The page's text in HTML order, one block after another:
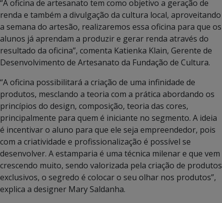
“A oficina de artesanato tem como objetivo a geração de
renda e também a divulgação da cultura local, aproveitando
a semana do artesão, realizaremos essa oficina para que os
alunos já aprendam a produzir e gerar renda através do
resultado da oficina”, comenta Katienka Klain, Gerente de
Desenvolvimento de Artesanato da Fundação de Cultura.
“A oficina possibilitará a criação de uma infinidade de
produtos, mesclando a teoria com a prática abordando os
princípios do design, composição, teoria das cores,
principalmente para quem é iniciante no segmento. A ideia
é incentivar o aluno para que ele seja empreendedor, pois
com a criatividade e profissionalização é possível se
desenvolver. A estamparia é uma técnica milenar e que vem
crescendo muito, sendo valorizada pela criação de produtos
exclusivos, o segredo é colocar o seu olhar nos produtos”,
explica a designer Mary Saldanha.